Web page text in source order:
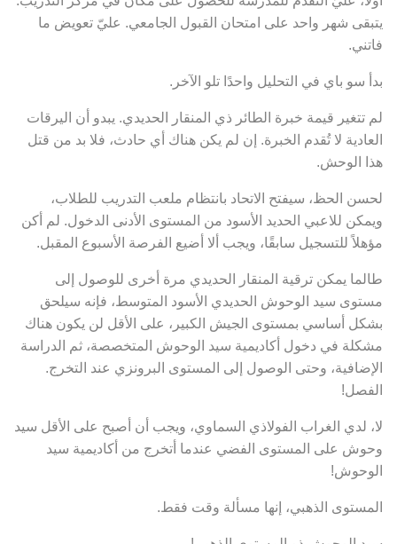
يتبقى شهر واحد على امتحان القبول الجامعي. عليّ تعويض ما
فاتني.
بدأ سو باي في التحليل واحدًا تلو الآخر.
لم تتغير قيمة خبرة الطائر ذي المنقار الحديدي. يبدو أن اليرقات
العادية لا تُقدم الخبرة. إن لم يكن هناك أي حادث، فلا بد من قتل
هذا الوحش.
لحسن الحظ، سيفتح الاتحاد بانتظام ملعب التدريب للطلاب،
ويمكن للاعبي الحديد الأسود من المستوى الأدنى الدخول. لم أكن
مؤهلاً للتسجيل سابقًا، ويجب ألا أضيع الفرصة الأسبوع المقبل.
طالما يمكن ترقية المنقار الحديدي مرة أخرى للوصول إلى
مستوى سيد الوحوش الحديدي الأسود المتوسط، فإنه سيلحق
بشكل أساسي بمستوى الجيش الكبير، على الأقل لن يكون هناك
مشكلة في دخول أكاديمية سيد الوحوش المتخصصة، ثم الدراسة
الإضافية، وحتى الوصول إلى المستوى البرونزي عند التخرج.
الفصل!
لا، لدي الغراب الفولاذي السماوي، ويجب أن أصبح على الأقل سيد
وحوش على المستوى الفضي عندما أتخرج من أكاديمية سيد
الوحوش!
المستوى الذهبي، إنها مسألة وقت فقط.